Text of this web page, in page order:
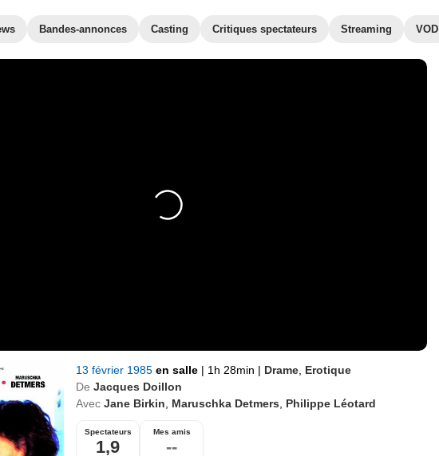
Bandes-annonces Casting Critiques spectateurs Streaming VOD
13 février 1985 en salle | 1h 28min | Drame Erotique
De Jacques Doillon
Avec Jane Birkin Maruschka Detmers Philippe Léotard
Spectateurs
1,9
Mes amis
--